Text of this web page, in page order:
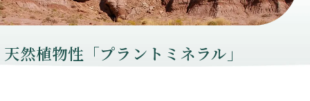
天然植物性「プラントミネラル」